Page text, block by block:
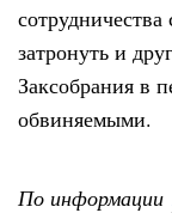
затронуть и
Заксобрания в
обвиняемыми.
По информации